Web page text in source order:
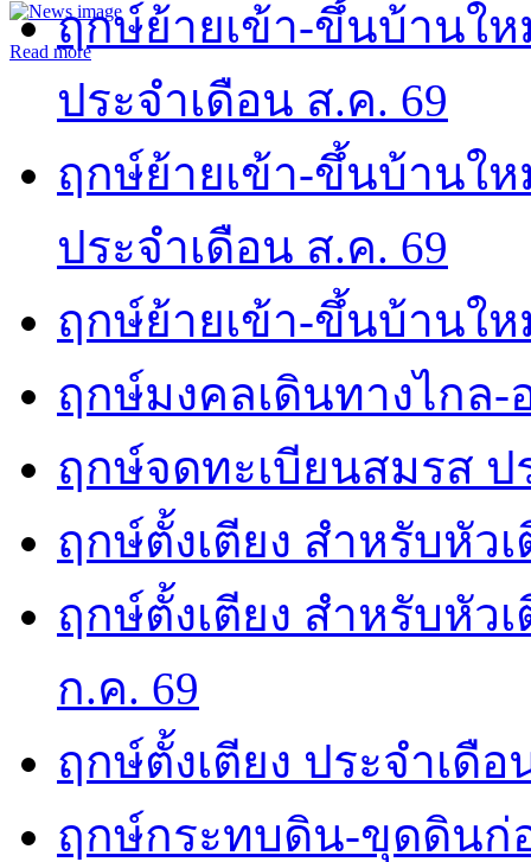
Read moreฤกษ์ย้ายเข้า-ขึ้นบ้านใ
ประจำเดือน ส.ค. 69
ฤกษ์ย้ายเข้า-ขึ้นบ้านใ
ประจำเดือน ส.ค. 69
ฤกษ์ย้ายเข้า-ขึ้นบ้านให
ฤกษ์มงคลเดินทางไกล-
ฤกษ์จดทะเบียนสมรส ป
ฤกษ์ตั้งเตียง สำหรับหัว
ฤกษ์ตั้งเตียง สำหรับหัว
ก.ค. 69
ฤกษ์ตั้งเตียง ประจำเดือ
ฤกษ์กระทบดิน-ขุดดินก่